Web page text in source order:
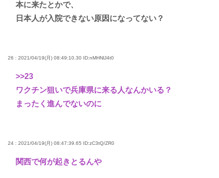
本に来たとかで、
日本人が入院できない原因になってない？
26 : 2021/04/19(月) 08:49:10.30 ID:nMHNlJ4t0
>>23
ワクチン狙いで兵庫県に来る人なんかいる？
まったく進んでないのに
24 : 2021/04/19(月) 08:47:39.65 ID:zC3tQ/ZR0
関西で何が起きとるんや